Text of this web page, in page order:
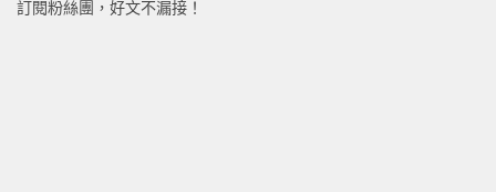
訂閱粉絲團，好文不漏接！